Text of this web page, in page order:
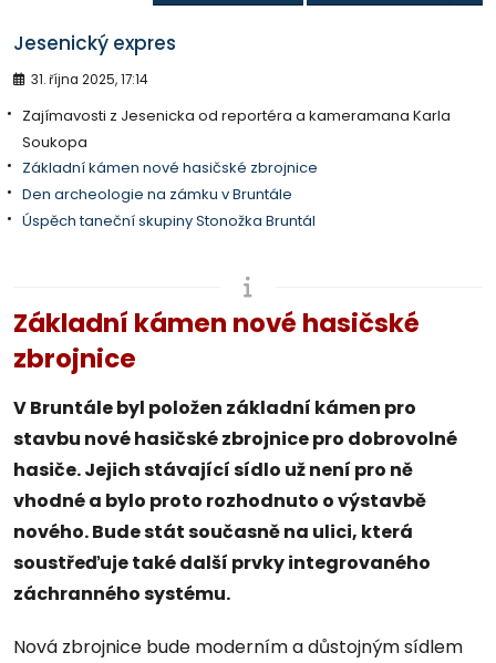
Jesenický expres
31. října 2025, 17:14
Zajímavosti z Jesenicka od reportéra a kameramana Karla
Soukopa
Základní kámen nové hasičské zbrojnice
Den archeologie na zámku v Bruntále
Úspěch taneční skupiny Stonožka Bruntál
Základní kámen nové hasičské
zbrojnice
V Bruntále byl položen základní kámen pro
stavbu nové hasičské zbrojnice pro dobrovolné
hasiče. Jejich stávající sídlo už není pro ně
vhodné a bylo proto rozhodnuto o výstavbě
nového. Bude stát současně na ulici, která
soustřeďuje také další prvky integrovaného
záchranného systému.
Nová zbrojnice bude moderním a důstojným sídlem